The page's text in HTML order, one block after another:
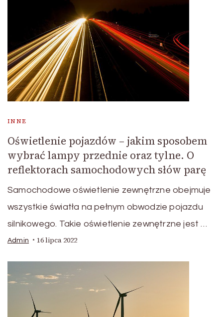
INNE
Oświetlenie pojazdów – jakim sposobem
wybrać lampy przednie oraz tylne. O
reflektorach samochodowych słów parę
Samochodowe oświetlenie zewnętrzne obejmuje
wszystkie światła na pełnym obwodzie pojazdu
silnikowego. Takie oświetlenie zewnętrzne jest …
Admin 16 lipca 2022